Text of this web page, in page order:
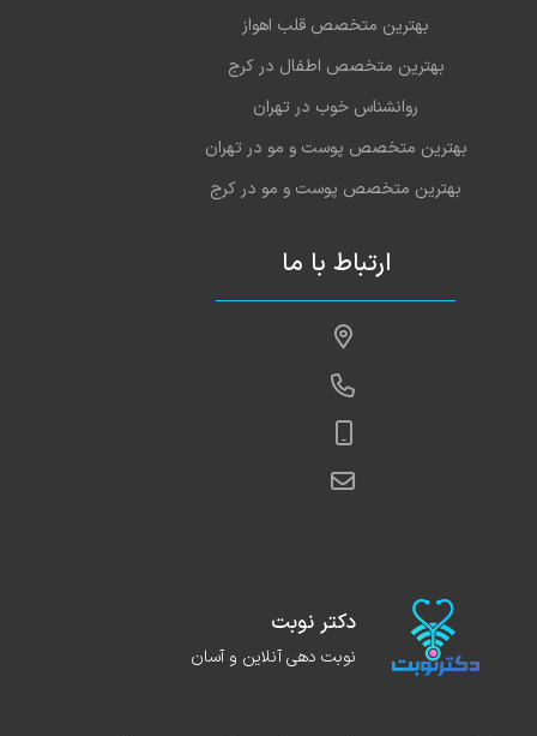
بهترین متخصص قلب اهواز
بهترین متخصص اطفال در کرج
روانشناس خوب در تهران
بهترین متخصص پوست و مو در تهران
بهترین متخصص پوست و مو در کرج
ارتباط با ما
دکتر نوبت
نوبت دهی آنلاین و آسان